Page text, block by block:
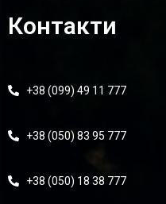
Контакти
+38 (099) 49 11 777
+38 (050) 83 95 777
+38 (050) 18 38 777